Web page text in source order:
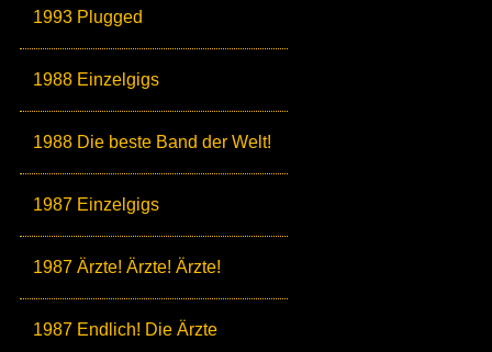
1993 Plugged
1988 Einzelgigs
1988 Die beste Band der Welt!
1987 Einzelgigs
1987 Ärzte! Ärzte! Ärzte!
1987 Endlich! Die Ärzte